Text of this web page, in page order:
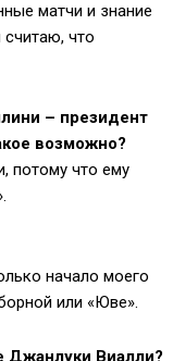
матчи и знание
что
– президент
возможно?
потому что ему
начало моего
или «Юве».